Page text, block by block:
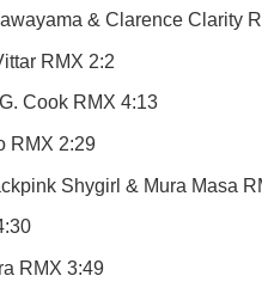
& Clarence Clarity
RMX 2:2
Cook RMX 4:13
RMX 2:29
Shygirl & Mura Masa
RMX 3:49